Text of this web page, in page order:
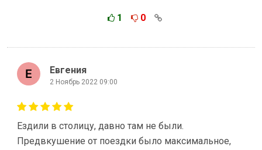
1 0
Евгения
2 Ноябрь 2022 09:00
Ездили в столицу, давно там не были.
Предвкушение от поездки было максимальное,